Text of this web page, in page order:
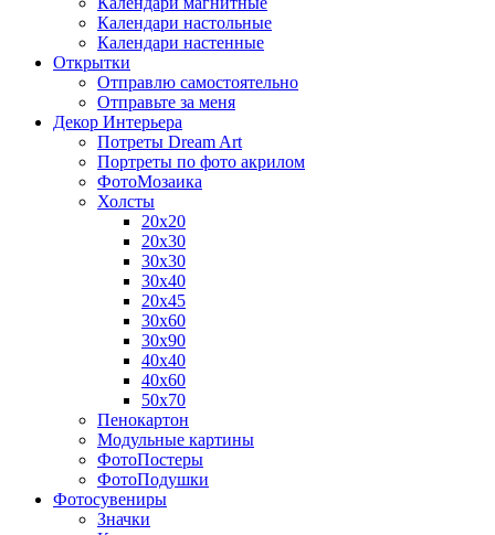
Календари настольные
Календари настенные
Открытки
Отправлю самостоятельно
Отправьте за меня
Декор Интерьера
Потреты Dream Art
Портреты по фото акрилом
ФотоМозаика
Холсты
20х20
20х30
30х30
30х40
20х45
30х60
30х90
40х40
40х60
50х70
Пенокартон
Модульные картины
ФотоПостеры
ФотоПодушки
Фотоcувениры
Значки